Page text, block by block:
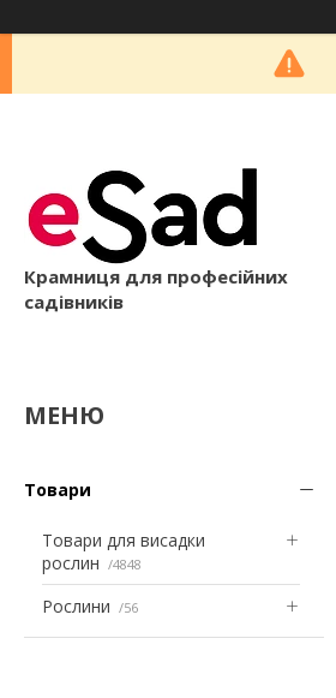
Крамниця для професійних
садівників
Товари
Товари для висадки
рослин
4848
Рослини 56